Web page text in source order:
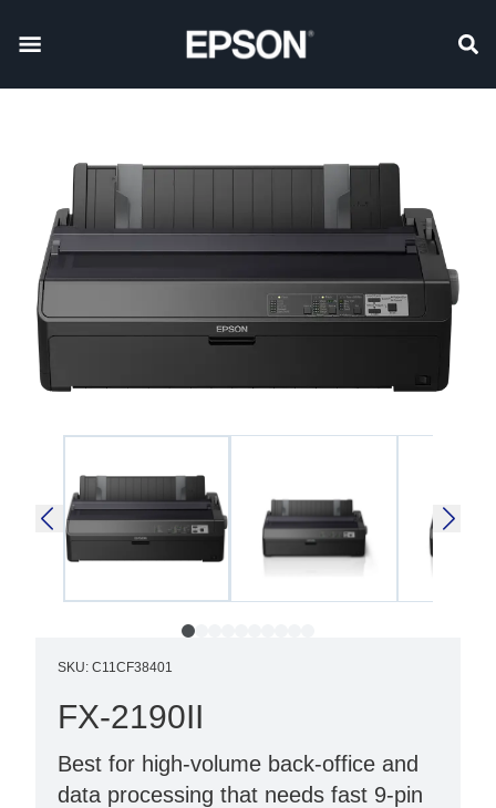
SKU: C11CF38401
FX-2190II
Best for high-volume back-office and
data processing that needs fast 9-pin